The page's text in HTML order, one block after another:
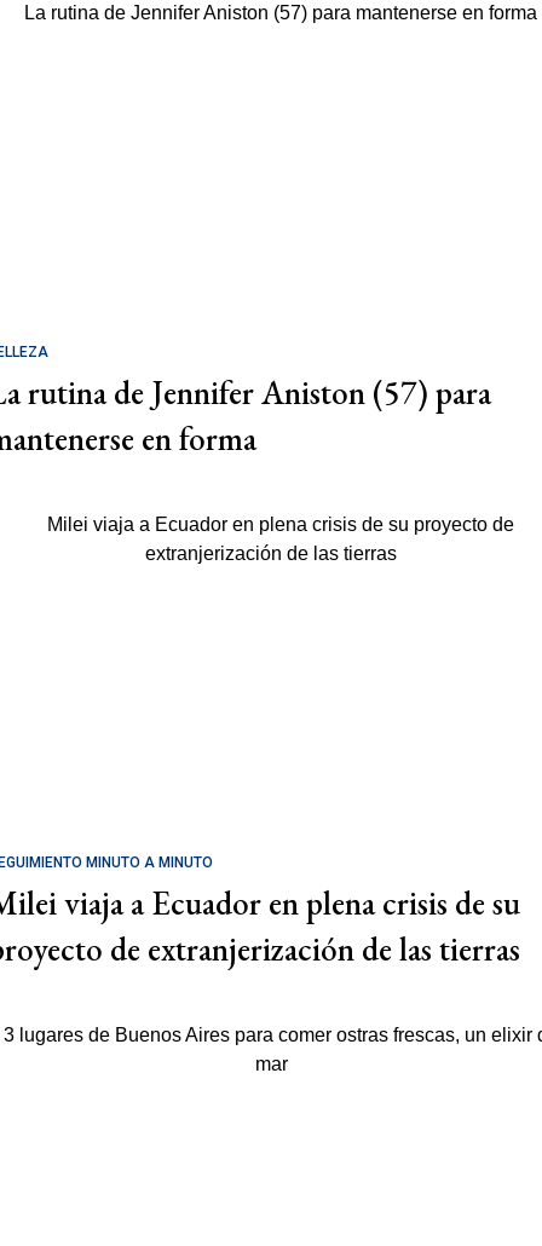
rutina de Jennifer Aniston (57) para
en forma
MINUTO A MINUTO
viaja a Ecuador en plena crisis de su
de extranjerización de las tierras